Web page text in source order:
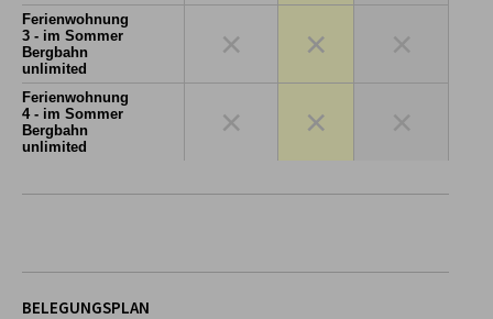
Ferienwohnung
3 - im Sommer
Bergbahn
unlimited
× ×
Ferienwohnung
4 - im Sommer
Bergbahn
unlimited
× ×
BELEGUNGSPLAN